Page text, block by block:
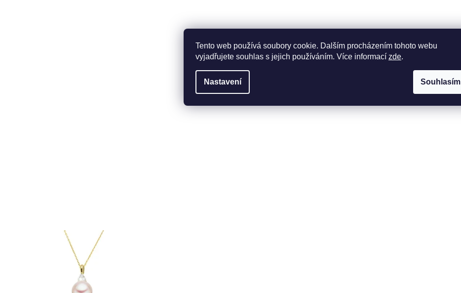
Tento web používá soubory cookie. Dalším procházením tohoto webu
vyjadřujete souhlas s jejich používáním. Více informací zde.
Nastavení Souhlasím